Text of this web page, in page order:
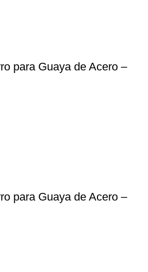
para Guaya de Acero –
para Guaya de Acero –